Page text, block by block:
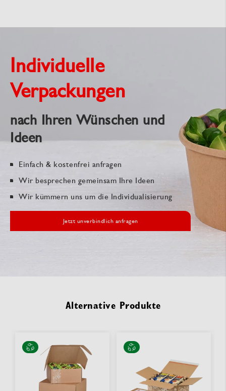
Individuelle
Verpackungen
nach Ihren Wünschen und
Ideen
Einfach & kostenfrei anfragen
Wir besprechen gemeinsam Ihre Ideen
Wir kümmern uns um die Individualisierung
Jetzt unverbindlich anfragen
Alternative Produkte